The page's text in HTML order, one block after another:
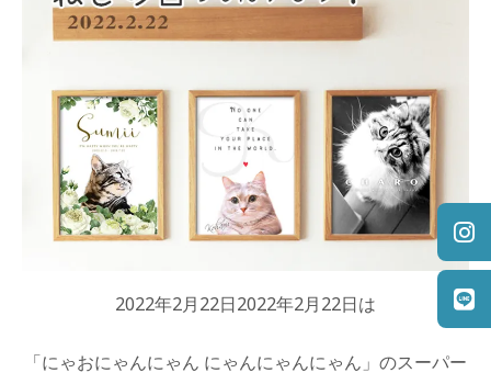
年
2
16
日
2022年2月22日2022年2月22日は
「にゃおにゃんにゃん にゃんにゃんにゃん」のスーパー